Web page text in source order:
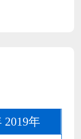
2019年